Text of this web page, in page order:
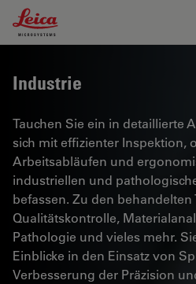
Leica Microsystems Logo
Industrie
Tauchen Sie ein in detaillierte
sich mit effizienter Inspektion,
Arbeitsabläufen und
industriellen und
befassen. Zu den
Qualitätskontrolle,
Pathologie und vieles mehr.
Einblicke in den Einsatz von
Verbesserung der Präzision